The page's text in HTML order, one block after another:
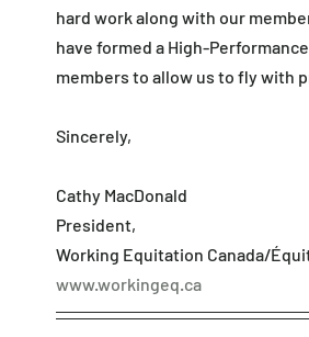
hard work along with our
have formed a High-
members to allow us to fly with
Sincerely,
Cathy MacDonald
President,
Working Equitation Canada/
www.workingeq.ca